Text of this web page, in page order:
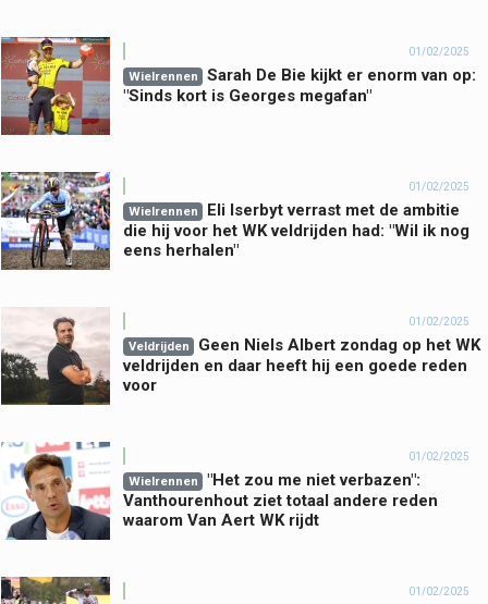
01/02/2025
Wielrennen
Sarah De Bie kijkt er enorm van op:
"Sinds kort is Georges megafan"
01/02/2025
Wielrennen
Eli Iserbyt verrast met de ambitie
die hij voor het WK veldrijden had: "Wil ik nog
eens herhalen"
01/02/2025
Veldrijden
Geen Niels Albert zondag op het WK
veldrijden en daar heeft hij een goede reden
voor
01/02/2025
Wielrennen
"Het zou me niet verbazen":
Vanthourenhout ziet totaal andere reden
waarom Van Aert WK rijdt
01/02/2025